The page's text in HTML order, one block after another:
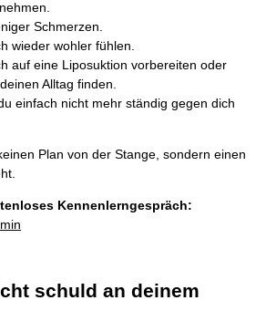
Schmerzen.
wieder wohler fühlen.
auf eine Liposuktion vorbereiten oder
Alltag finden.
einfach nicht mehr ständig gegen dich
Plan von der Stange, sondern einen
Kennenlerngespräch:
schuld an deinem